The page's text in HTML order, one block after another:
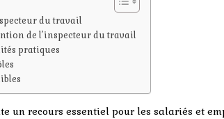
du travail
de l’inspecteur du travail
pratiques
un recours essentiel pour les salariés et